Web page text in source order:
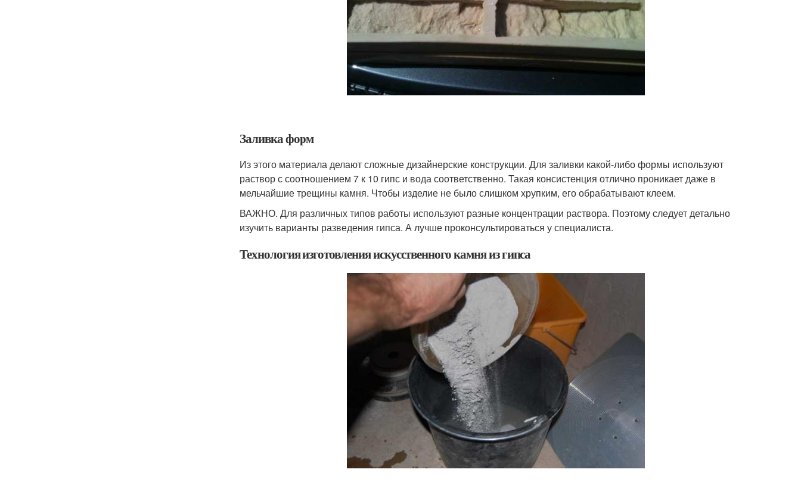
Заливка форм
Из этого материала делают сложные дизайнерские конструкции. Для заливки какой-либо формы используют
раствор с соотношением 7 к 10 гипс и вода соответственно. Такая консистенция отлично проникает даже в
мельчайшие трещины камня. Чтобы изделие не было слишком хрупким, его обрабатывают клеем.
ВАЖНО. Для различных типов работы используют разные концентрации раствора. Поэтому следует детально
изучить варианты разведения гипса. А лучше проконсультироваться у специалиста.
Технология изготовления искусственного камня из гипса